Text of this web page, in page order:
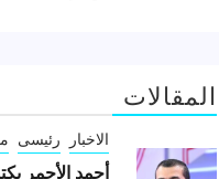
المقالات
الاخبار رئيسى
أحمد الأحمر